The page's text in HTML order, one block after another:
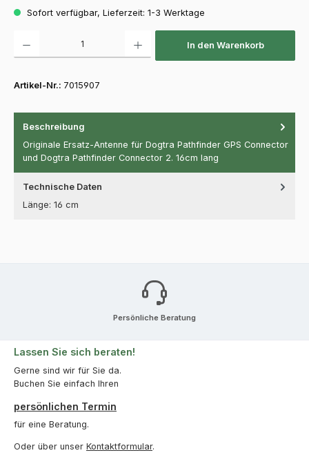
Sofort verfügbar, Lieferzeit: 1-3 Werktage
In den Warenkorb
Artikel-Nr.: 7015907
Beschreibung
Originale Ersatz-Antenne für Dogtra Pathfinder GPS Connector
und Dogtra Pathfinder Connector 2. 16cm lang
Technische Daten
Länge: 16 cm
Persönliche Beratung
Lassen Sie sich beraten!
Gerne sind wir für Sie da.
Buchen Sie einfach Ihren
persönlichen Termin
für eine Beratung.
Oder über unser Kontaktformular.